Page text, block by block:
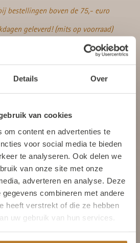
Details Over
van cookies
om content en advertenties te
voor social media te bieden
te analyseren. Ook delen we
van onze site met onze
adverteren en analyse. Deze
combineren met andere
heeft verstrekt of die ze hebben
uw gebruik van hun services.
de Kloosterwinkel
Koningshoeven
gaan moet u 18 jaar of
ouder zijn.
18 jaar of ouder
Nee
bestellingen boven de 75,- euro
geleverd! (mits op voorraad)
Koningshoeven staan aan de wieg
in de abdij wordt vervaardigd.
Aiguebelle Siroop Orange.
1 liter bevat een mix van
worden met zorg
ze de sappigste sinaasappels
frisheid van
perfecte balans tussen zoet